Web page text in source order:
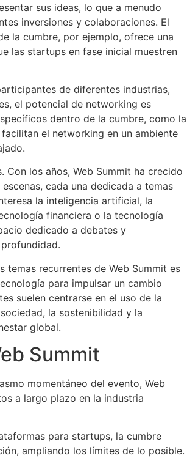
sus ideas, lo que a menudo
inversiones y colaboraciones. El
la cumbre, por ejemplo, ofrece una
las startups en fase inicial muestren
de diferentes industrias,
el potencial de networking es
dentro de la cumbre, como la
el networking en un ambiente
Con los años, Web Summit ha crecido
cada una dedicada a temas
la inteligencia artificial, la
financiera o la tecnología
dedicado a debates y
temas recurrentes de Web Summit es
para impulsar un cambio
suelen centrarse en el uso de la
la sostenibilidad y la
global.
Summit
momentáneo del evento, Web
a largo plazo en la industria
para startups, la cumbre
ampliando los límites de lo posible.